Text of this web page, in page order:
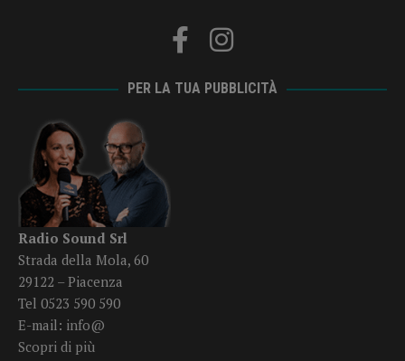
PER LA TUA PUBBLICITÀ
Radio Sound Srl
Strada della Mola, 60
29122 – Piacenza
Tel 0523 590 590
E-mail: info@
Scopri di più